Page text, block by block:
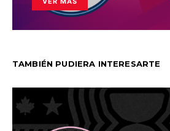
TAMBIÉN PUDIERA INTERESARTE